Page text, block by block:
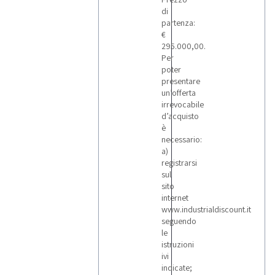
di
partenza:
€
295.000,00.
Per
poter
presentare
un’offerta
irrevocabile
d’acquisto
è
necessario:
a)
registrarsi
sul
sito
internet
www.industrialdiscount.it
seguendo
le
istruzioni
ivi
indicate;